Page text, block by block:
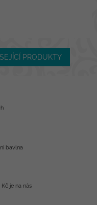
PRODUKTY
bavlna
je na nás